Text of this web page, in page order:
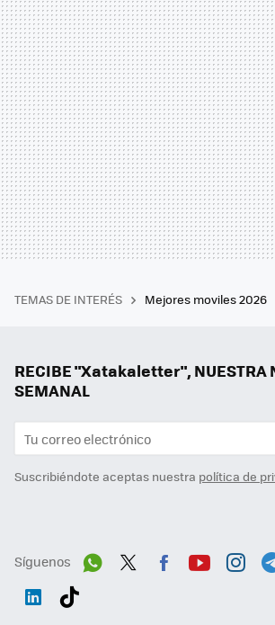
TEMAS DE INTERÉS Mejores moviles 2026
RECIBE "Xatakaletter", NUESTRA
SEMANAL
Suscribiéndote aceptas nuestra política de
Síguenos